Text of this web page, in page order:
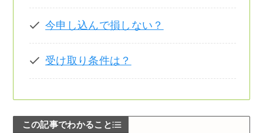
今申し込んで損しない？
受け取り条件は？
この記事でわかること